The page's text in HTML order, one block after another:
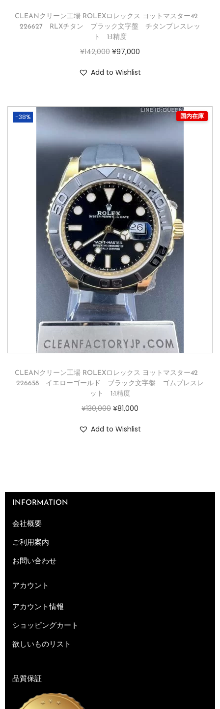
CLEANクリーン工場 ROLEXロレックス ヨットマスター42
226627 RLXチタン ブラック文字盤 チタンプレスレッ
ト 1:1精度
¥142,000 ¥97,000
Add to Wishlist
国内在庫
-38%
CLEANクリーン工場 ROLEXロレックス ヨットマスター42
226658 イエローゴールド ブラック文字盤 ゴムプレスレ
ット 1:1精度
¥130,000 ¥81,000
Add to Wishlist
INFORMATION
会社概要
ご利用案内
お問い合わせ
アカウント
アカウント情報
ショッピングカート
欲しいものリスト
品質保証